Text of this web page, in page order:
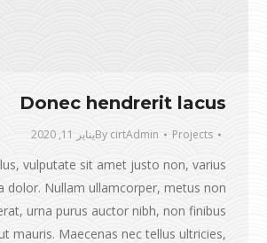
Donec hendrerit lacus
Projects
By cirtAdmin يناير 11, 2020
vulputate sit amet justo non, varius
dolor. Nullam ullamcorper, metus non
urna purus auctor nibh, non finibus
mauris. Maecenas nec tellus ultricies,